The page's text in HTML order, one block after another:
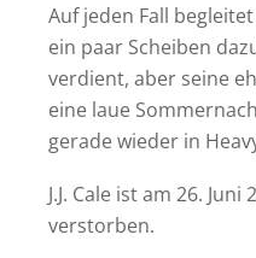
Auf jeden Fall
ein paar Scheiben
verdient, aber seine
eine laue
gerade wieder in
J.J. Cale ist am 26.
verstorben.